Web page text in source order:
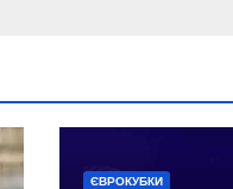
ЄВРОКУБКИ